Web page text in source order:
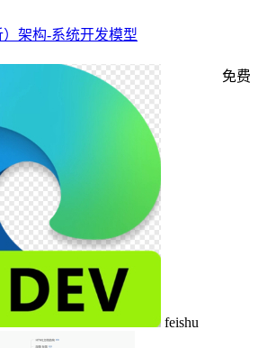
架构-系统开发模型
feishu
免费